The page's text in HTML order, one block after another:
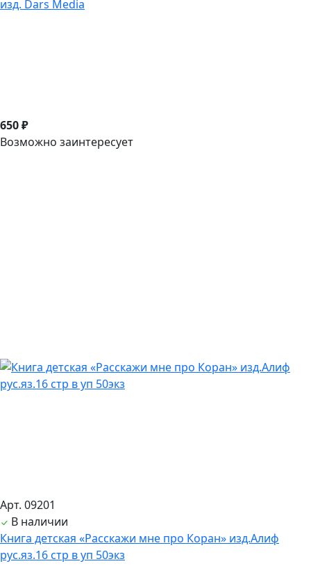
изд. Dars Media
650 ₽
Возможно заинтересует
Арт. 09201
В наличии
Книга детская «Расскажи мне про Коран» изд.Алиф
рус.яз.16 стр в уп 50экз